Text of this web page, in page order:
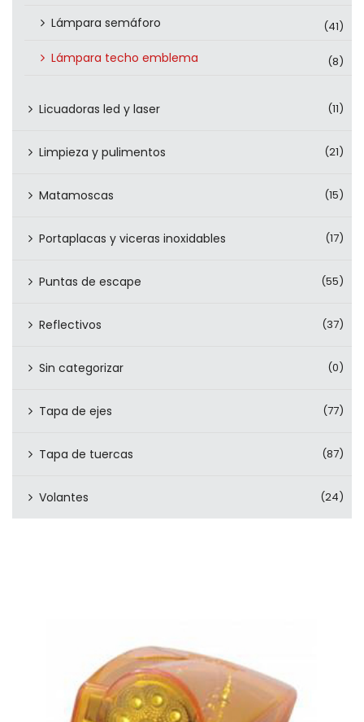
Lámpara semáforo (41)
Lámpara techo emblema (8)
Licuadoras led y laser (11)
Limpieza y pulimentos (21)
Matamoscas (15)
Portaplacas y viceras inoxidables (17)
Puntas de escape (55)
Reflectivos (37)
Sin categorizar (0)
Tapa de ejes (77)
Tapa de tuercas (87)
Volantes (24)